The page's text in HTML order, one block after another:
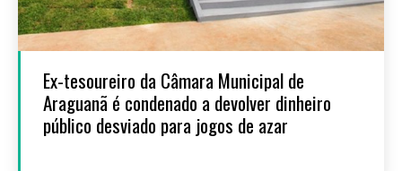
Ex-tesoureiro da Câmara Municipal de
Araguanã é condenado a devolver dinheiro
público desviado para jogos de azar